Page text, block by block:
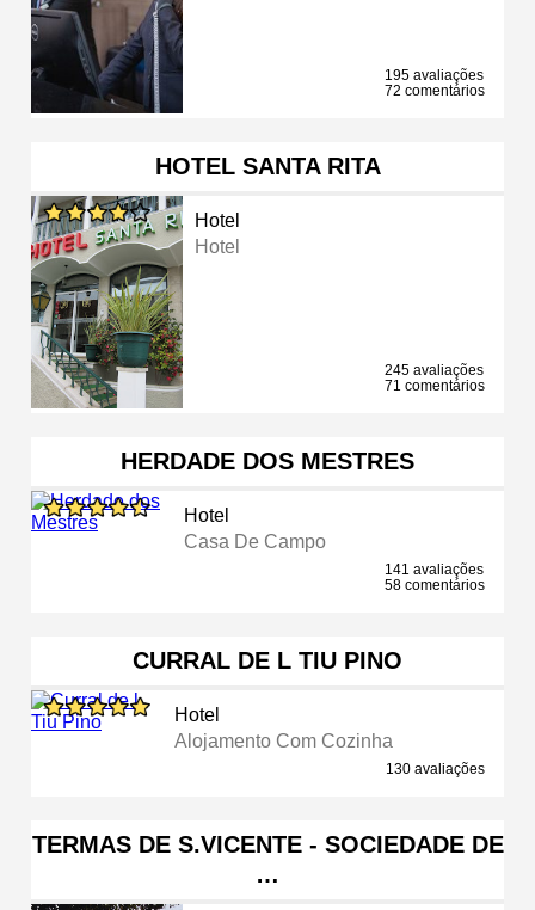
195 avaliações
72 comentários
HOTEL SANTA RITA
Hotel
Hotel
245 avaliações
71 comentários
HERDADE DOS MESTRES
Hotel
Casa De Campo
141 avaliações
58 comentários
CURRAL DE L TIU PINO
Hotel
Alojamento Com Cozinha
130 avaliações
TERMAS DE S.VICENTE - SOCIEDADE DE
…